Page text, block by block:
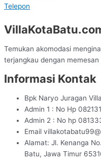
Telepon
Temukan akomodasi
terjangkau dengan
Informasi Kontak
Bpk Naryo Juragan
Admin 1 : No Hp
Admin 2 : No hp
Email
Alamat: Jl. Kenanga
Batu, Jawa Timur